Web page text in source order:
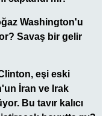
Washington'u
Savaş bir gelir
eşi eski
İran ve Irak
Bu tavır kalıcı